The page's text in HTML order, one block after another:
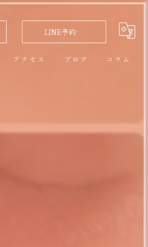
LINE予約
アクセス ブログ コラム